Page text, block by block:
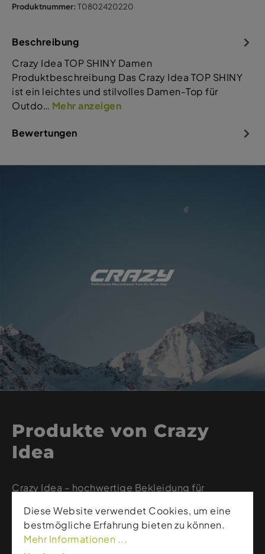
Produktnummer:T0802420220
Beschreibung
Crazy Idea TOP SHINY Damen
Produktbeschreibung Das Crazy Idea TOP SHINY
ist ein leichtes und stilvolles Damen-Top für
Outdo… Mehr anzeigen
Bewertungen
Produkte von Crazy
Idea
Crazy Idea – hochwertige Bekleidung für
Crazy Idea – das steht für hohe Qualität, Innovation
und frisches Design für Menschen, die sich
nirgendwo lieber aufhalten als am Berg, auf der
Diese Website verwendet Cookies, um eine
bestmögliche Erfahrung bieten zu können.
Mehr Informationen ...